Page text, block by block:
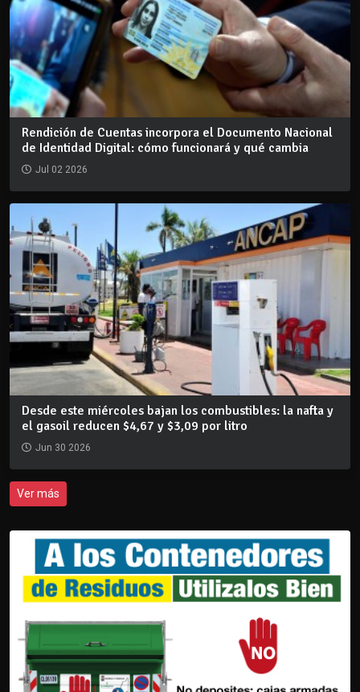
Rendición de Cuentas incorpora el Documento Nacional
de Identidad Digital: cómo funcionará y qué cambia
Jul 02 2026
Desde este miércoles bajan los combustibles: la nafta y
el gasoil reducen $4,67 y $3,09 por litro
Jun 30 2026
Ver más